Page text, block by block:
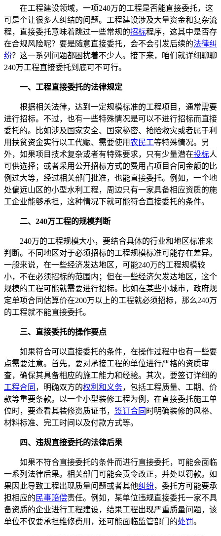
在工程建设领域，一项240万的工程是否能直接委托，这
可是个让很多人纠结的问题。工程建设涉及大量资金和复杂流
程，直接委托意味着跳过一些常规的招标程序，这其中是否存
在合规风险呢？要是随意直接委托，会不会引发后续的法律纠
纷？这一系列问题都困扰着不少人。接下来，咱们就详细聊聊
240万工程直接委托到底可不可行。
一、工程直接委托的法律规定
根据相关法律，达到一定规模标准的工程项目，通常需要
进行招标。不过，也有一些特殊情况是可以不进行招标而直接
委托的。比如涉及国家安全、国家秘密、抢险救灾或者属于利
用扶贫资金实行以工代赈、需要使用农民工等特殊情况。另
外，如果项目技术复杂或者有特殊要求，只有少量潜在投标人
可供选择；或者采用公开招标方式的费用占项目合同金额的比
例过大等，经过相关部门批准，也能直接委托。例如，一个地
处偏远山区的小型水利工程，周边只有一家具备相应资质的施
工企业能够承担，这种情况下就可能符合直接委托的条件。
二、240万工程的规模判断
240万的工程规模大小，要结合具体的行业和地区标准来
判断。不同地区对于必须招标的工程规模标准可能存在差异。
一般来说，在一些经济发达地区，可能240万的工程规模较
小，不在必须招标的范围内；但在一些经济欠发达地区，这个
规模的工程可能就需要进行招标。比如在某些小城市，政府规
定单项合同估算价在200万以上的工程就必须招标，那么240万
的工程就不能直接委托。
三、直接委托的操作要点
如果符合可以直接委托的条件，在操作过程中也有一些要
点需要注意。首先，要对承接工程的单位进行严格的资质审
查，确保其具备相应的施工能力和经验。其次，要签订详细的
工程合同 ，明确双方的权利和义务，包括工程质量、工期、价
款等重要条款。以一个小型装修工程为例，在直接委托施工单
位时，要查看其装修资质证书， 签订合同 时明确装修的风格、
材料标准、完工时间以及付款方式等。
四、违规直接委托的法律后果
如果不符合直接委托的条件而进行直接委托，可能会面临
一系列法律后果。相关部门可能会责令改正，并处以罚款。如
果因此导致工程出现质量问题或者其他纠纷，委托方可能要承
担相应的 民事赔偿责任。例如，某单位违规直接委托一家不具
备资质的企业进行工程建设，结果工程出现严重质量问题，该
单位不仅要承担维修费用，还可能面临监管部门的处罚。